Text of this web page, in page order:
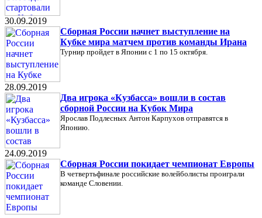
30.09.2019
Сборная России начнет выступление на
Кубке мира матчем против команды Ирана
Турнир пройдет в Японии с 1 по 15 октября.
28.09.2019
Два игрока «Кузбасса» вошли в состав
сборной России на Кубок Мира
Ярослав Подлесных Антон Карпухов отправятся в
Японию.
24.09.2019
Сборная России покидает чемпионат Европы
В четвертьфинале российские волейболисты проиграли
команде Словении.